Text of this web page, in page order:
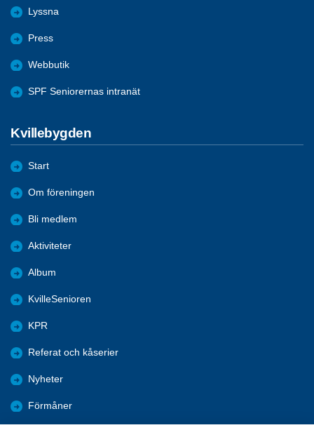
Lyssna
Press
Webbutik
SPF Seniorernas intranät
Kvillebygden
Start
Om föreningen
Bli medlem
Aktiviteter
Album
KvilleSenioren
KPR
Referat och kåserier
Nyheter
Förmåner